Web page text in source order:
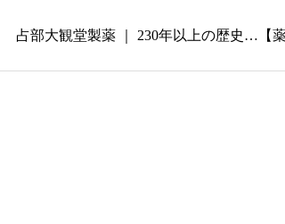
占部大観堂製薬 ｜ 230年以上の歴史…【